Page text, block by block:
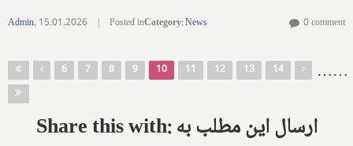
Admin, 15.01.2026 | Posted inCategory:News 0 comment
Pages …
6 7 8 9 10 11 12 13 14 …
Share this with: ارسال این مطلب به